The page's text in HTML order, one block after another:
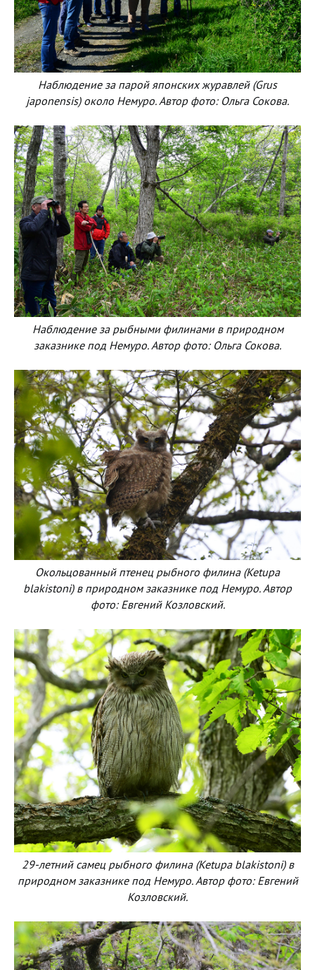
Наблюдение за парой японских журавлей (Grus
japonensis) около Немуро. Автор фото: Ольга Сокова.
Наблюдение за рыбными филинами в природном
заказнике под Немуро. Автор фото: Ольга Сокова.
Окольцованный птенец рыбного филина (Ketupa
blakistoni) в природном заказнике под Немуро. Автор
фото: Евгений Козловский.
29-летний самец рыбного филина (Ketupa blakistoni) в
природном заказнике под Немуро. Автор фото: Евгений
Козловский.